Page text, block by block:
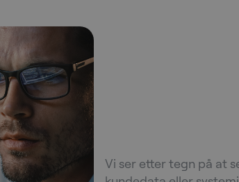
Vi ser etter tegn på at